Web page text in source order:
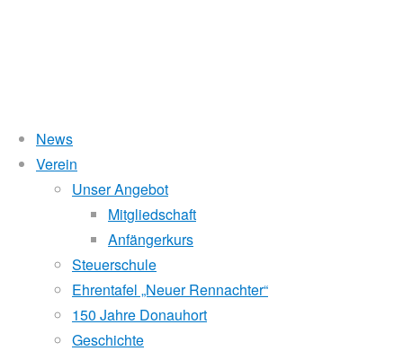
News
Verein
Unser Angebot
Mitgliedschaft
Anfängerkurs
Steuerschule
Ehrentafel „Neuer Rennachter“
150 Jahre Donauhort
Geschichte
Jahr:
2018
Einwintern
Wasserstand Donau
Liegt der Wasserstand in Korneuburg (KORN)
beim Donauhort nicht gerudert.
Pegelstände (DoRIS)
Seichtstellen
Schleusenstatus